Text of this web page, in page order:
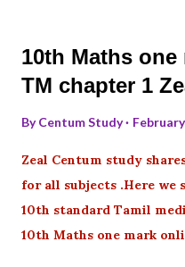
10th Maths
TM chapter 1
ByCentum Study
Zeal Centum study
for all subjects .Here we
10th standard Tamil
10th Maths one mark